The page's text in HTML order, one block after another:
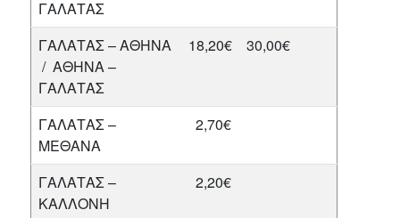
ΓΑΛΑΤΑΣ
ΓΑΛΑΤΑΣ – ΑΘΗΝΑ
/ ΑΘΗΝΑ –
ΓΑΛΑΤΑΣ
18,20€ 30,00€
ΓΑΛΑΤΑΣ –
ΜΕΘΑΝΑ
2,70€
ΓΑΛΑΤΑΣ –
ΚΑΛΛΟΝΗ
2,20€